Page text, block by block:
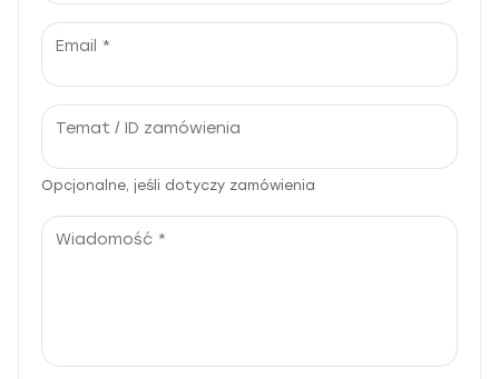
Email *
Temat / ID zamówienia
Opcjonalne, jeśli dotyczy zamówienia
Wiadomość *